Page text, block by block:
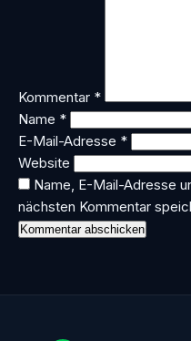
Kommentar *
Name *
E-Mail-Adresse *
Website
Name, E-Mail-Adresse
nächsten Kommentar